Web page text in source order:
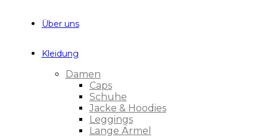
Über uns
Kleidung
Damen
Caps
Schuhe
Jacke & Hoodies
Leggings
Lange Ärmel